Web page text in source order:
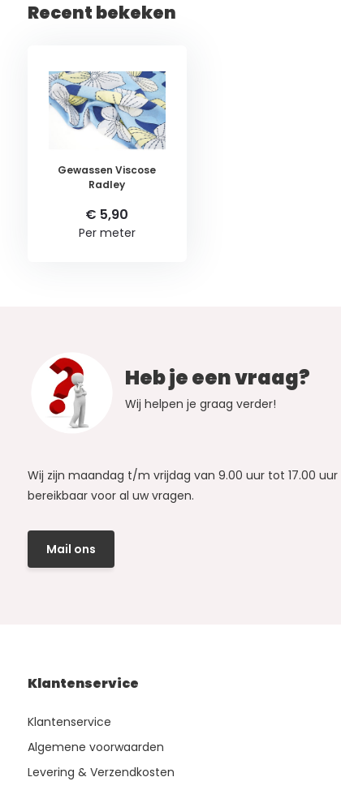
Recent bekeken
Gewassen Viscose
Radley
€ 5,90
Per meter
Heb je een vraag?
Wij helpen je graag verder!
Wij zijn maandag t/m vrijdag van 9.00 uur tot 17.00 uur
bereikbaar voor al uw vragen.
Mail ons
Klantenservice
Klantenservice
Algemene voorwaarden
Levering & Verzendkosten